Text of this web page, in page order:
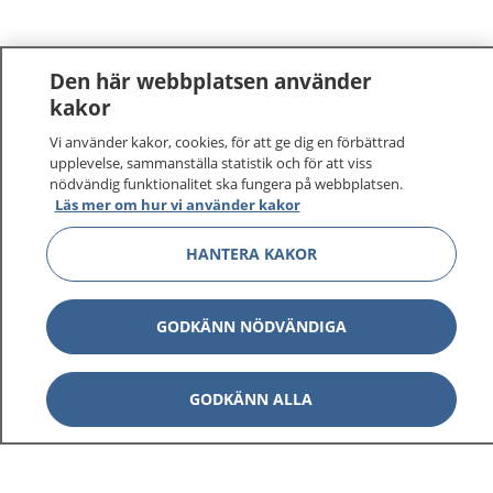
Den här webbplatsen använder
kakor
Vi använder kakor, cookies, för att ge dig en förbättrad
upplevelse, sammanställa statistik och för att viss
nödvändig funktionalitet ska fungera på webbplatsen.
Läs mer om hur vi använder kakor
HANTERA KAKOR
GODKÄNN NÖDVÄNDIGA
GODKÄNN ALLA